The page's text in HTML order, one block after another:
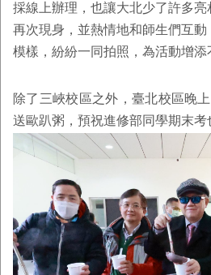
採線上辦理，也讓大北少了許多
再次現身，並熱情地和師生們互
模樣，紛紛一同拍照，為活動增添
除了三峽校區之外，臺北校區晚
送歐趴粥，預祝進修部同學期末考